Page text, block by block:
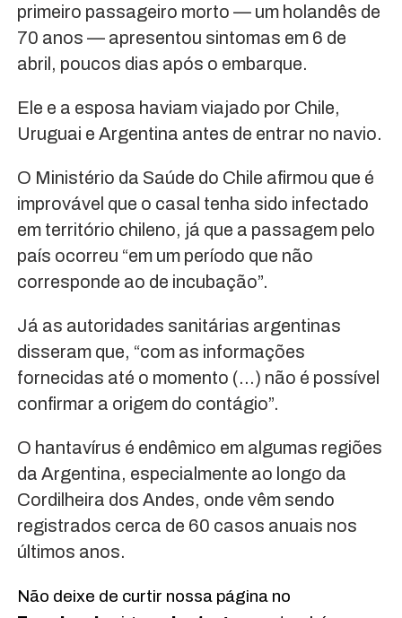
primeiro passageiro morto — um holandês de
70 anos — apresentou sintomas em 6 de
abril, poucos dias após o embarque.
Ele e a esposa haviam viajado por Chile,
Uruguai e Argentina antes de entrar no navio.
O Ministério da Saúde do Chile afirmou que é
improvável que o casal tenha sido infectado
em território chileno, já que a passagem pelo
país ocorreu “em um período que não
corresponde ao de incubação”.
Já as autoridades sanitárias argentinas
disseram que, “com as informações
fornecidas até o momento (…) não é possível
confirmar a origem do contágio”.
O hantavírus é endêmico em algumas regiões
da Argentina, especialmente ao longo da
Cordilheira dos Andes, onde vêm sendo
registrados cerca de 60 casos anuais nos
últimos anos.
Não deixe de curtir nossa página no